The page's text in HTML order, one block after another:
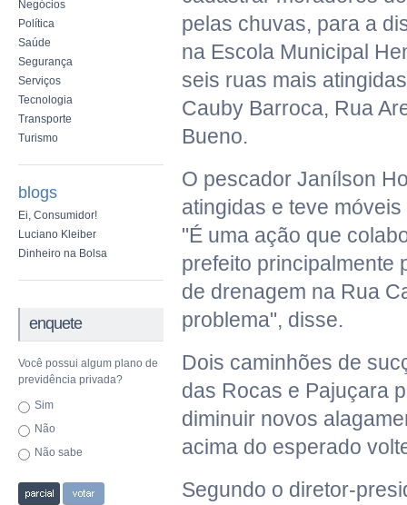
Negócios
Política
Saúde
Segurança
Serviços
Tecnologia
Transporte
Turismo
blogs
Ei, Consumidor!
Luciano Kleiber
Dinheiro na Bolsa
enquete
Você possui algum plano de
previdência privada?
Sim
Não
Não sabe
pelas chuvas, para a
na Escola Municipal
seis ruas mais
Cauby Barroca, Rua
Bueno.
O pescador Janílson
atingidas e teve
"É uma ação que
prefeito principalmente
de drenagem na Rua
problema", disse.
Dois caminhões de
das Rocas e Pajuçara
diminuir novos
acima do esperado
Segundo o diretor-